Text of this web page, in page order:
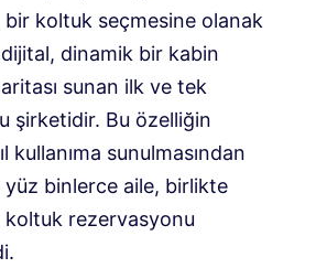
koltuk seçmesine olanak
dinamik bir kabin
sunan ilk ve tek
şirketidir. Bu özelliğin
kullanıma sunulmasından
yüz binlerce aile, birlikte
koltuk rezervasyonu